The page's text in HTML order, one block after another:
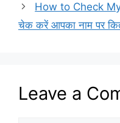
How to Check
चेक करें आपका नाम पर
Leave a